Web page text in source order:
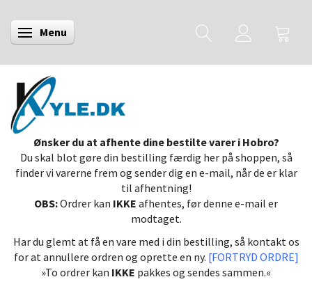
Skifte navigation
Menu
Ønsker du at afhente dine bestilte varer i Hobro?
Du skal blot gøre din bestilling færdig her på shoppen, så
finder vi varerne frem og sender dig en e-mail, når de er klar
til afhentning!
OBS:Ordrer kan IKKE afhentes, før denne e-mail er
modtaget.
Har du glemt at få en vare med i din bestilling, så kontakt os
for at annullere ordren og oprette en ny. [FORTRYD ORDRE]
»To ordrer kan IKKE pakkes og sendes sammen.«